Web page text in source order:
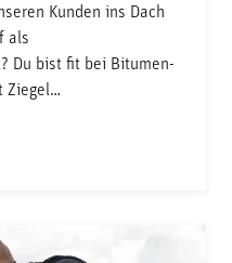
Kunden ins Dach
als
Du bist fit bei Bitumen-
Ziegel…